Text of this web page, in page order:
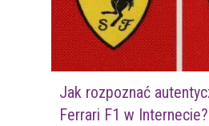
Jak rozpoznać
Ferrari F1 w Internecie?